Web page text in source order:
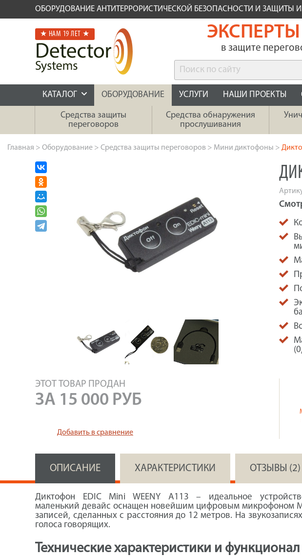
ОБОРУДОВАНИЕ АНТИТЕРРОРИСТИЧЕСКОЙ БЕЗОПАСНОСТИ И ЗАЩИТЫ
★ НАМ 19 ЛЕТ ★
в защите
КАТАЛОГ ОБОРУДОВАНИЕ УСЛУГИ НАШИ ПРОЕКТЫ
Средства защиты
переговоров
Средства обнаружения
прослушивания
Главная > Оборудование > Средства защиты переговоров > Мини диктофоны >
ЭТОТ ТОВАР ПРОДАН
ЗА 15 000 РУБ
Добавить в сравнение
ОПИСАНИЕ ХАРАКТЕРИСТИКИ ОТЗЫВЫ (2)
Диктофон EDIC Mini WEENY A113 – идеальное
маленький девайс оснащен новейшим цифровым микрофоном
записей, сделанных с расстояния до 12 метров. На
голоса говорящих.
Технические характеристики и